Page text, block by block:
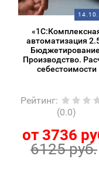
автоматизация
Производство.
себестоимости
Рейтинг:
(0.0)
от 3736
6125 руб.